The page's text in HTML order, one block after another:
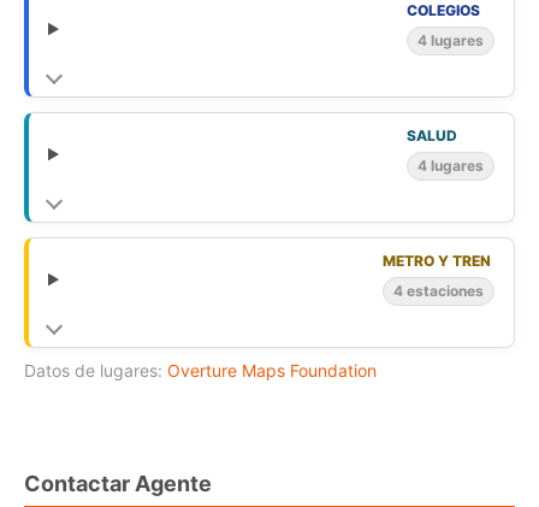
COLEGIOS
4 lugares
SALUD
4 lugares
METRO Y TREN
4 estaciones
Datos de lugares: Overture Maps Foundation
Contactar Agente